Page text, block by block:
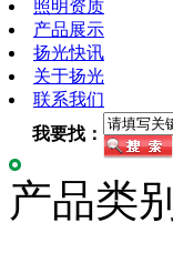
照明资质
产品展示
扬光快讯
关于扬光
联系我们
我要找：建筑商业照明
产品类别